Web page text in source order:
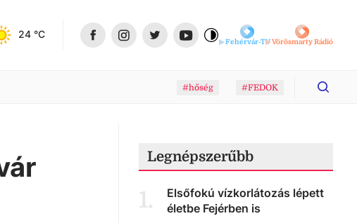
24 °C
Fehérvár-TVVörösmarty Rádió
#hőség #FEDOK
Legnépszerűbb
1.
Elsőfokú vízkorlátozás lépett
életbe Fejérben is